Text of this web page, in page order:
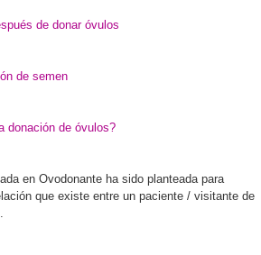
de donar óvulos
de semen
donación de óvulos?
en Ovodonante ha sido planteada para
que existe entre un paciente / visitante de